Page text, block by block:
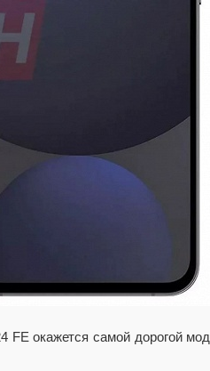
FE окажется самой дорогой